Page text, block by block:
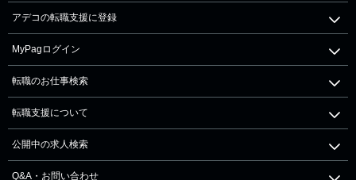
アデコの転職支援に登録
MyPagログイン
転職のお仕事検索
転職支援について
公開中の求人検索
Q&A・お問い合わせ